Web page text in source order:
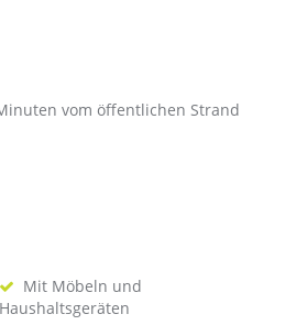
vom öffentlichen Strand
Mit Möbeln und
Haushaltsgeräten